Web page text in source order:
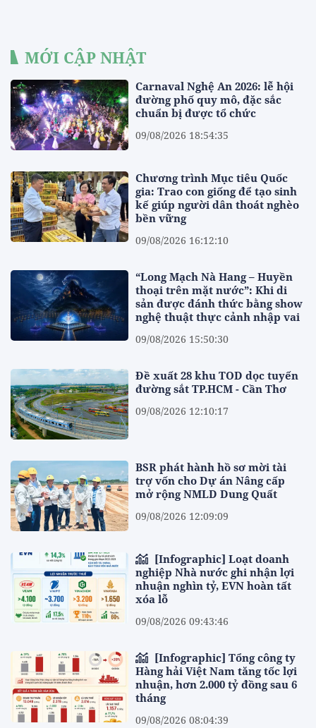
MỚI CẬP NHẬT
Carnaval Nghệ An 2026: lễ hội
đường phố quy mô, đặc sắc
chuẩn bị được tổ chức
09/08/2026 18:54:35
Chương trình Mục tiêu Quốc
gia: Trao con giống để tạo sinh
kế giúp người dân thoát nghèo
bền vững
09/08/2026 16:12:10
“Long Mạch Nà Hang – Huyền
thoại trên mặt nước”: Khi di
sản được đánh thức bằng show
nghệ thuật thực cảnh nhập vai
09/08/2026 15:50:30
Đề xuất 28 khu TOD dọc tuyến
đường sắt TP.HCM - Cần Thơ
09/08/2026 12:10:17
BSR phát hành hồ sơ mời tài
trợ vốn cho Dự án Nâng cấp
mở rộng NMLD Dung Quất
09/08/2026 12:09:09
nghiệp Nhà nước ghi nhận lợi
nhuận nghìn tỷ, EVN hoàn tất
xóa lỗ
09/08/2026 09:43:46
Hàng hải Việt Nam tăng tốc lợi
nhuận, hơn 2.000 tỷ đồng sau 6
tháng
09/08/2026 08:04:39